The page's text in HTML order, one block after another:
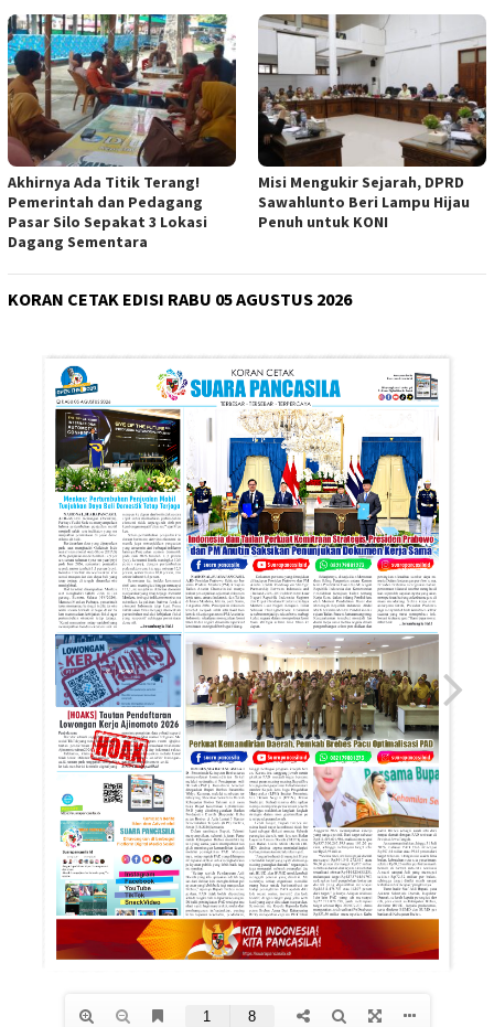
Akhirnya Ada Titik Terang!
Pemerintah dan Pedagang
Pasar Silo Sepakat 3 Lokasi
Dagang Sementara
Misi Mengukir Sejarah, DPRD
Sawahlunto Beri Lampu Hijau
Penuh untuk KONI
KORAN CETAK EDISI RABU 05 AGUSTUS 2026